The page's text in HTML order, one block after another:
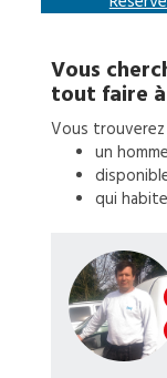
Vous
tout faire à
Vous
un
qui